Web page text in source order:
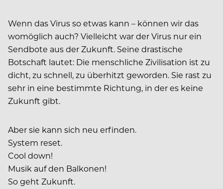
Wenn das Virus so etwas kann – können wir das
womöglich auch? Vielleicht war der Virus nur ein
Sendbote aus der Zukunft. Seine drastische
Botschaft lautet: Die menschliche Zivilisation ist zu
dicht, zu schnell, zu überhitzt geworden. Sie rast zu
sehr in eine bestimmte Richtung, in der es keine
Zukunft gibt.
Aber sie kann sich neu erfinden.
System reset.
Cool down!
Musik auf den Balkonen!
So geht Zukunft.